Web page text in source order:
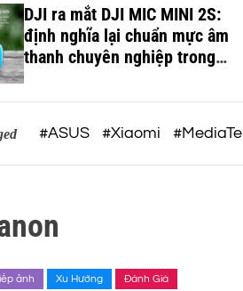
DJI ra mắt DJI MIC MINI 2S:
định nghĩa lại chuẩn mực âm
thanh chuyên nghiệp trong
thiết kế siêu nhẹ 12Gram và
khả năng ghi âm 32-BIT
#ASUS #Xiaomi
ảnh Xu Hướng Đánh Giá